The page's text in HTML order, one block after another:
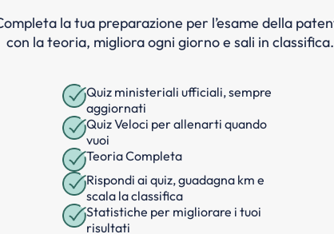
la tua preparazione per l’esame della
con la teoria, migliora ogni giorno e sali in classifica.
Quiz ministeriali ufficiali, sempre
aggiornati
Quiz Veloci per allenarti quando
vuoi
Teoria Completa
Rispondi ai quiz, guadagna km e
scala la classifica
Statistiche per migliorare i tuoi
risultati